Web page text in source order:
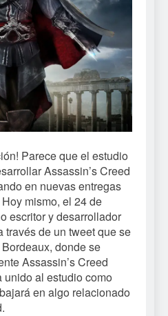
Parece que el estudio
Assassin’s Creed
en nuevas entregas
mismo, el 24 de
escritor y desarrollador
través de un tweet que se
donde se
Assassin’s Creed
unido al estudio como
en algo relacionado